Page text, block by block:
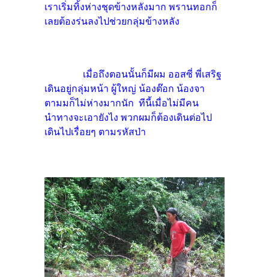
เราเริ่มทิ้งห่างชุดข้างหลังมาก พรานทอกก็
เลยต้องร่นลงไปช่วยกลุ่มข้างหลัง
เมื่อถึงตอนนั้นก็มีผม ออสซี่ พี่เสริฐ
เดินอยู่กลุ่มหน้า ผู้ใหญ่ น้องต๊อก น้องจา
ตามมก็ไม่ห่างมากนัก ทีนี้เมื่อไม่มีคน
นำทางจะเอายังไง พวกผมก็ต้องเดินต่อไป
เดินไปเรื่อยๆ ตามรหัสป่า